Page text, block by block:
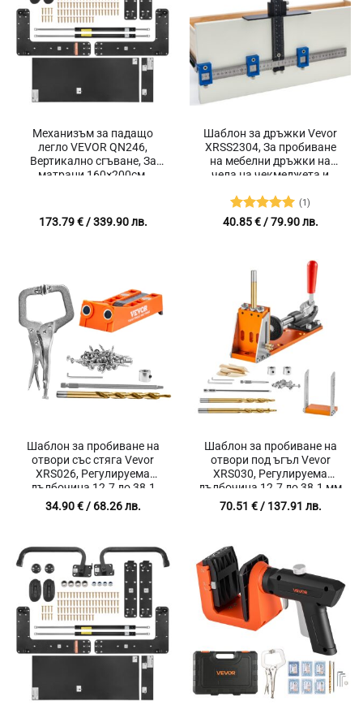
Механизъм за падащо
легло VEVOR QN246,
Вертикално сгъване, За
матраци 160×200см,
стомана
173.79€/ 339.90 лв.
Шаблон за дръжки Vevor
XRSS2304, За пробиване
на мебелни дръжки на
чела на чекмеджета и
Оценено с
(1)
40.85€/ 79.90 лв.
Шаблон за пробиване на
отвори със стяга Vevor
XRS026, Регулируема
дълбочина 12.7 до 38.1
мм, За сглобяване на
мебели, Шкафове и
34.90€/ 68.26 лв.
Шаблон за пробиване на
отвори под ъгъл Vevor
XRS030, Регулируема
дълбочина 12.7 до 38.1 мм
70.51 €/ 137.91 лв.